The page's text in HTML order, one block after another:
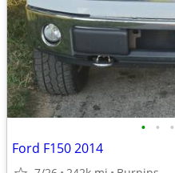
• • •
Ford F150 2014